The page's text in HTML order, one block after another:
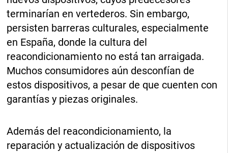
terminarían en vertederos. Sin embargo,
persisten barreras culturales, especialmente
en España, donde la cultura del
reacondicionamiento no está tan arraigada.
Muchos consumidores aún desconfían de
estos dispositivos, a pesar de que cuenten con
garantías y piezas originales.
Además del reacondicionamiento, la
reparación y actualización de dispositivos